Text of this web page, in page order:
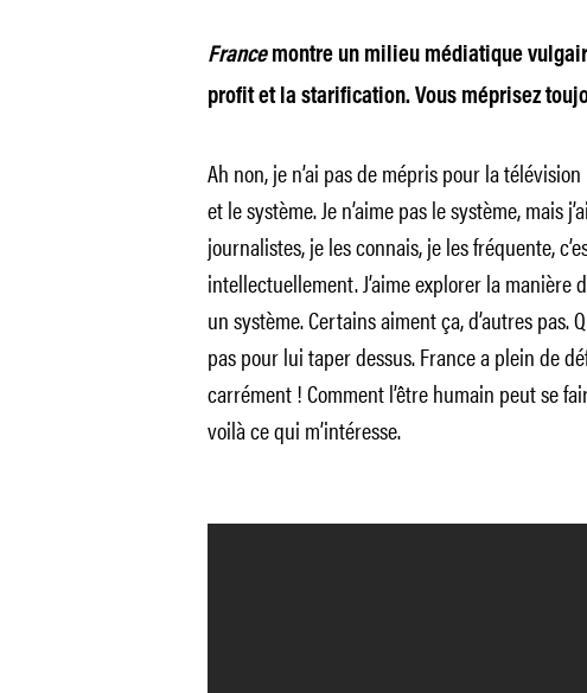
Francemontre un milieu médiatique
profit et la starification. Vous méprisez
Ah non, je n’ai pas de mépris pour la
et le système. Je n’aime pas le système, mais
journalistes, je les connais, je les fréquente,
intellectuellement. J’aime explorer la
un système. Certains aiment ça, d’autres pas.
pas pour lui taper dessus. France a plein de
carrément ! Comment l’être humain peut se
voilà ce qui m’intéresse.